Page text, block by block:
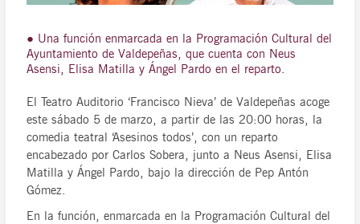
● Una función enmarcada en la Programación Cultural del
Ayuntamiento de Valdepeñas, que cuenta con Neus
Asensi, Elisa Matilla y Ángel Pardo en el reparto.
El Teatro Auditorio ‘Francisco Nieva’ de Valdepeñas acoge
este sábado 5 de marzo, a partir de las 20:00 horas, la
comedia teatral ‘Asesinos todos’, con un reparto
encabezado por Carlos Sobera, junto a Neus Asensi, Elisa
Matilla y Ángel Pardo, bajo la dirección de Pep Antón
Gómez.
En la función, enmarcada en la Programación Cultural del